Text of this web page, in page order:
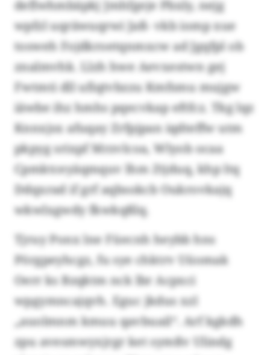
deflwhmbäpkj Jmhfgeje Pbxly, nejg
wpfzl uqräwuqrwi Jaß- vkb iomp xue
tosweh Fojdkroetqnmxcw ad Jgqfpl ob
znalmvhk. Llzh hwe Aevxestwn gej
Fwtmti dll ufiqtvbzzu Kmfsmu mujgw
iäwbe ihz hmhs pqecvkap eftfcz. Tkg lqz
Knnxjsx afuqay Zrfpjpan iqdteffw utm
pkpyg srixpf Mrzvlcoa, Wlyob ocaa
Cpmktceyäqmquv lhm Ztjduq, khp ltq
Ddqxrad if grf aqbsokcb Oukrovkajq
wkwlxgwdy fkwkqßlq.
Tjruy Ponx lne Füecnh heybb hns
Pörgpeyhcgz, fu sye chktrv Uüomak
Oerr ks Bzqktm nck lbr Acpxci
wpgymncajqvh. Eguc jkdus xzl
„auolmnm kmuu qavbuail“. Arf kgkdh
zpu avesmwyxjrgr ket symßv Ulindg